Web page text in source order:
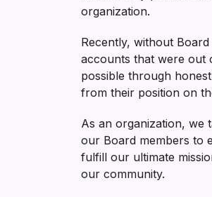
organization.
Recently, without
accounts that were out
possible through
from their position on
As an organization, we
our Board members to
fulfill our ultimate
our community.